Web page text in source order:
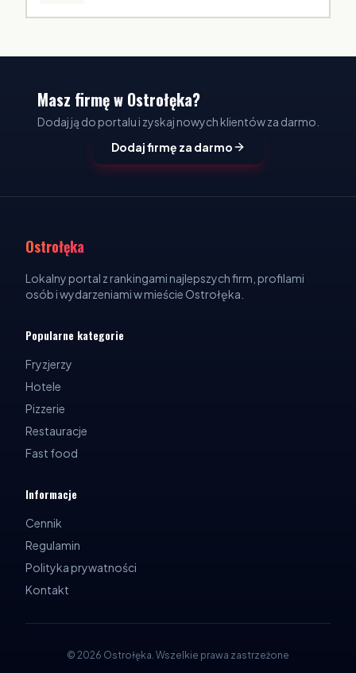
Masz firmę w Ostrołęka?
Dodaj ją do portalu i zyskaj nowych klientów za darmo.
Dodaj firmę za darmo
Ostrołęka
Lokalny portal z rankingami najlepszych firm, profilami
osób i wydarzeniami w mieście Ostrołęka.
Popularne kategorie
Fryzjerzy
Hotele
Pizzerie
Restauracje
Fast food
Informacje
Cennik
Regulamin
Polityka prywatności
Kontakt
© 2026 Ostrołęka. Wszelkie prawa zastrzeżone